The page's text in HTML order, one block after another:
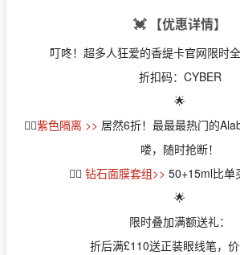
💓 【优惠详情】
叮咚！超多人狂爱的香缇卡官网限时
折扣码：CYBER
🌟
👉🏻紫色隔离 >> 居然6折！最最最热门的
喽，随时抢断！
👉🏻 钻石面膜套组>> 50+15ml比单
🌟
限时叠加满额送礼：
折后满£110送正装眼线笔，